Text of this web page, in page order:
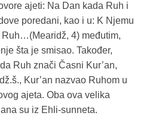
ajeti: Na Dan kada Ruh i
poredani, kao i u: K Njemu
4) međutim,
šta je smisao. Također,
Ruh znači Časni Kur’an,
Kur’an nazvao Ruhom u
ajeta. Oba ova velika
su iz Ehli-sunneta.